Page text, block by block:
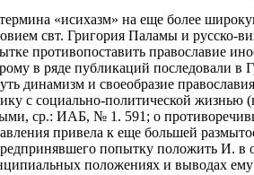
«исихазм» на еще более
свт. Григория Паламы и русско-
противопоставить православие
в ряде публикаций последовали
динамизм и своеобразие
с социально-политической
ср.: ИАБ, № 1. 591; о
привела к еще большей
попытку положить И. в
положениях и выводах